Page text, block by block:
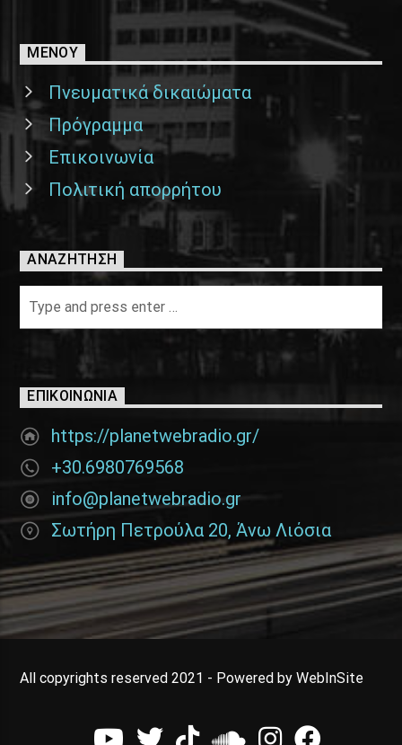
ΜΕΝΟΥ
Πνευματικά δικαιώματα
Πρόγραμμα
Επικοινωνία
Πολιτική απορρήτου
ΑΝΑΖΉΤΗΣΗ
ΕΠΙΚΟΙΝΩΝΊΑ
https://planetwebradio.gr/
+30.6980769568
info@planetwebradio.gr
Σωτήρη Πετρούλα 20, Άνω Λιόσια
All copyrights reserved 2021 - Powered by WebInSite